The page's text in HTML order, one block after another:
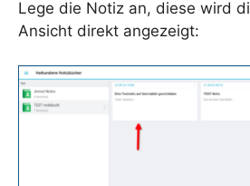
Lege die Notiz an, diese wird
Ansicht direkt angezeigt: